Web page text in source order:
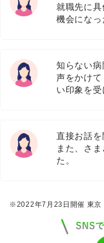
就職先に
機会になっ
知らない
声をかけ
い印象を受
直接お話を
また、さ
た。
※2022年7月23日開催 東京